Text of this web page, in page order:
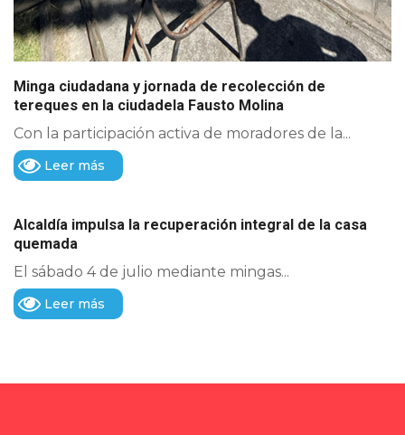
Minga ciudadana y jornada de recolección de
tereques en la ciudadela Fausto Molina
Con la participación activa de moradores de la...
Leer más
Alcaldía impulsa la recuperación integral de la casa
quemada
El sábado 4 de julio mediante mingas...
Leer más